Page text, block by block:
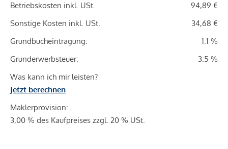
Betriebskosten inkl. USt.
94,89 €
Sonstige Kosten inkl. USt.
34,68 €
Grundbucheintragung:
1.1 %
Grunderwerbsteuer:
3.5 %
Was kann ich mir leisten?
Jetzt berechnen
Maklerprovision:
3,00 % des Kaufpreises zzgl. 20 % USt.